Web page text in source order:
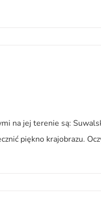
na jej terenie są:
piękno krajobrazu.